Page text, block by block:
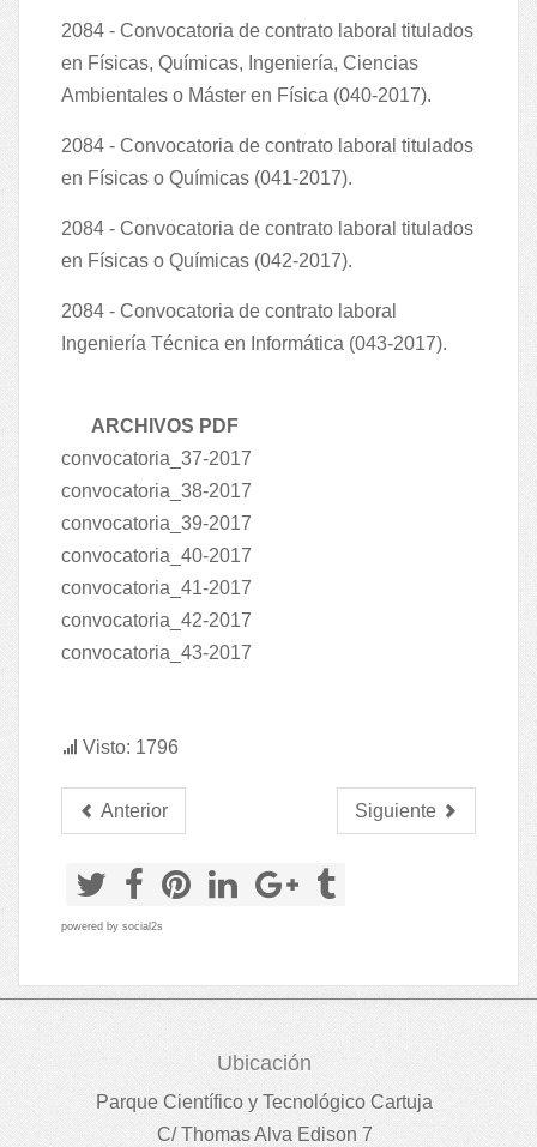
2084 - Convocatoria de contrato laboral titulados
en Físicas, Químicas, Ingeniería, Ciencias
Ambientales o Máster en Física (040-2017).
2084 - Convocatoria de contrato laboral titulados
en Físicas o Químicas (041-2017).
2084 - Convocatoria de contrato laboral titulados
en Físicas o Químicas (042-2017).
2084 - Convocatoria de contrato laboral
Ingeniería Técnica en Informática (043-2017).
ARCHIVOS PDF
convocatoria_37-2017
convocatoria_38-2017
convocatoria_39-2017
convocatoria_40-2017
convocatoria_41-2017
convocatoria_42-2017
convocatoria_43-2017
Visto: 1796
Anterior Siguiente
powered by social2s
Ubicación
Parque Científico y Tecnológico Cartuja
C/ Thomas Alva Edison 7